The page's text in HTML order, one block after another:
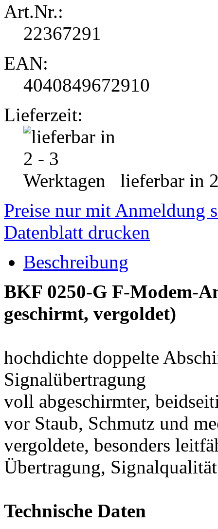
Art.Nr.:
22367291
EAN:
4040849672910
Lieferzeit:
lieferbar in
Preise nur mit Anmeldung
Datenblatt drucken
Beschreibung
BKF 0250-G F-Modem-
geschirmt, vergoldet)
hochdichte doppelte
Signalübertragung
voll abgeschirmter,
vor Staub, Schmutz und
vergoldete, besonders
Übertragung, Signalqualität
Technische Daten